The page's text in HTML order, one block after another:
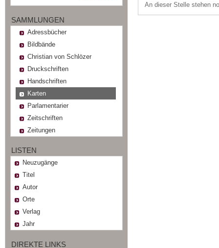
SAMMLUNGEN
Adressbücher
Bildbände
Christian von Schlözer
Druckschriften
Handschriften
Karten
Parlamentarier
Zeitschriften
Zeitungen
LISTEN
Neuzugänge
Titel
Autor
Orte
Verlag
Jahr
DIREKTE LINKS
An dieser Stelle stehen